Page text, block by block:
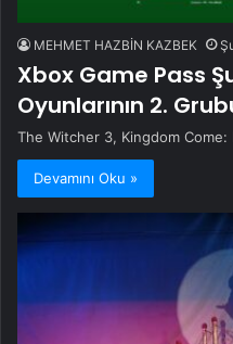
MEHMET HAZBİN KAZBEK
Xbox Game Pass
Oyunlarının 2.
The Witcher 3, Kingdom Come:
Devamını Oku »